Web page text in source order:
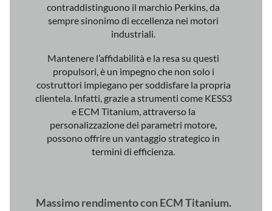
contraddistinguono il marchio Perkins, da
sempre sinonimo di eccellenza nei motori
industriali.
Mantenere l’affidabilità e la resa su questi
propulsori, è un impegno che non solo i
costruttori impiegano per soddisfare la propria
clientela. Infatti, grazie a strumenti come KESS3
e ECM Titanium, attraverso la
personalizzazione dei parametri motore,
possono offrire un vantaggio strategico in
termini di efficienza.
Massimo rendimento con ECM Titanium.